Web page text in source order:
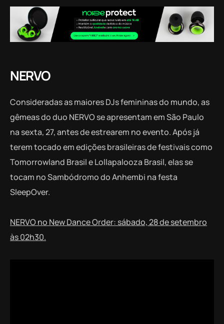
NERVO
Consideradas as maiores DJs femininas do mundo, as
gêmeas do duo NERVO se apresentam em São Paulo
na sexta, 27, antes de estrearem no evento. Após já
terem tocado em edições brasileiras de festivais como
Tomorrowland Brasil e Lollapalooza Brasil, elas se
tocam no Sambódromo do Anhembi na festa
SleepOver.
NERVO no New Dance Order: sábado, 28 de setembro
às 02h30.